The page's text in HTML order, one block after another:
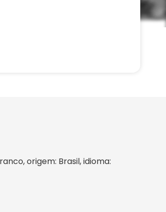
origem: Brasil, idioma: